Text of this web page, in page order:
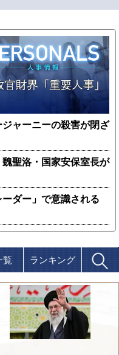
ャーニーの殺害が閉ざ
聖洛・国家安保室長が
ダー」で意識される
覧 ランキング